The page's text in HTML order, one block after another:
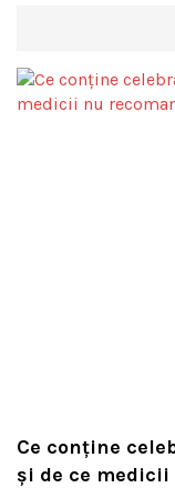
Ce conține
și de ce